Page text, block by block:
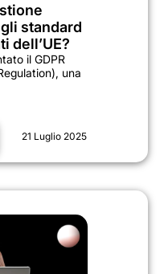
standard
dell’UE?
il GDPR
una
21 Luglio 2025